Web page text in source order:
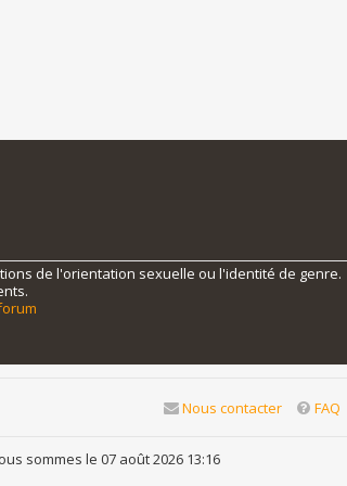
de l'orientation sexuelle ou l'identité de genre.
FAQ
Nous contacter
sommes le 07 août 2026 13:16